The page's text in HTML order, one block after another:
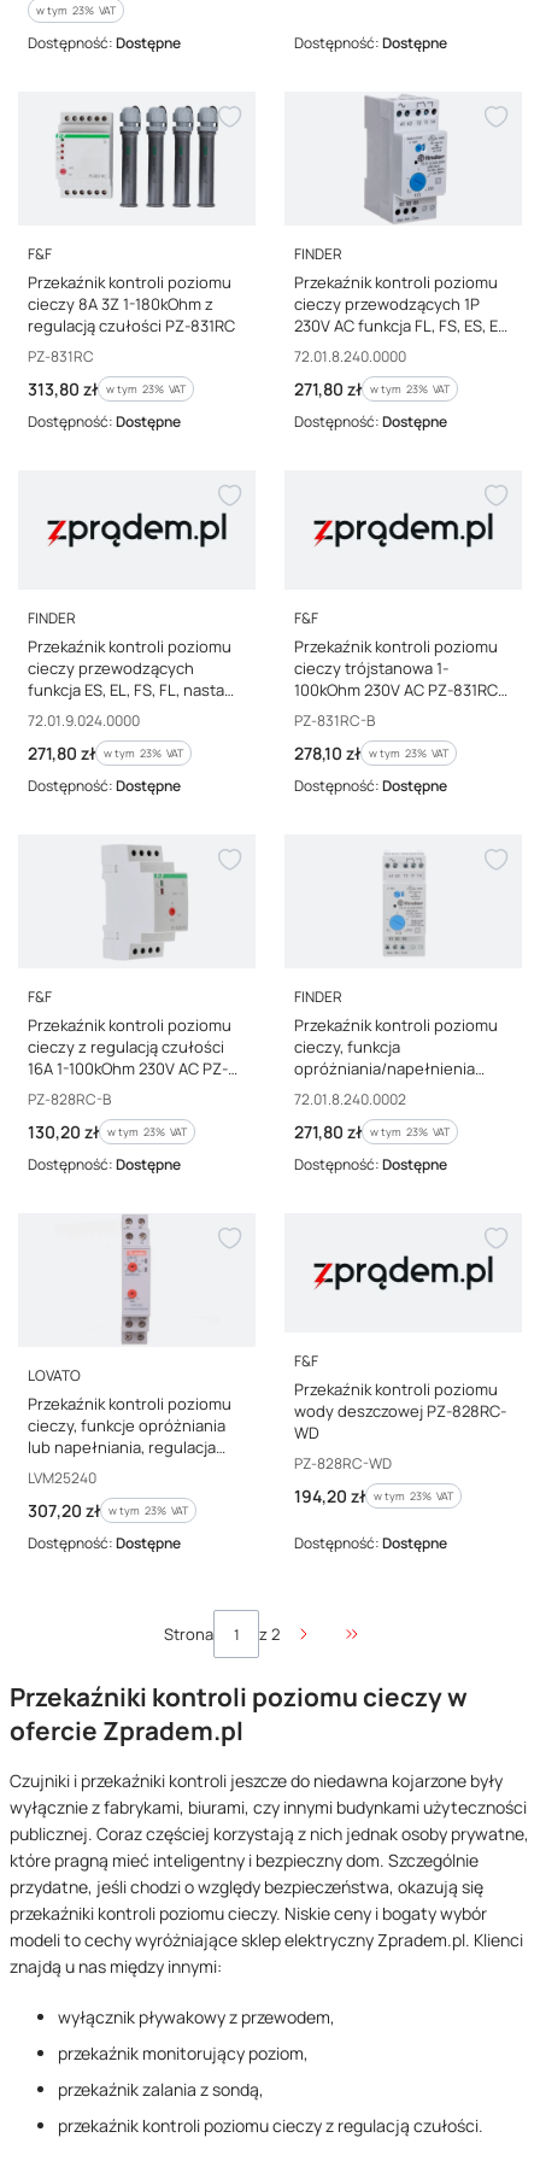
w tym %s VAT
w tym 23% VAT
Dostępność:Dostępne Dostępność:Dostępne
PRODUCENT
F&F
Przekaźnik kontroli poziomu
cieczy 8A 3Z 1-180kOhm z
regulacją czułości PZ-831RC
Kod producenta
PZ-831RC
Cena brutto
313,80 zł w tym %s VAT
w tym 23% VAT
Dostępność:Dostępne
PRODUCENT
FINDER
Przekaźnik kontroli poziomu
cieczy przewodzących 1P
230V AC funkcja FL, FS, ES, EL
regulacja czułości
72.01.8.240.0000
Kod producenta
72.01.8.240.0000
Cena brutto
271,80 zł w tym %s VAT
w tym 23% VAT
Dostępność:Dostępne
PRODUCENT
FINDER
Przekaźnik kontroli poziomu
cieczy przewodzących
funkcja ES, EL, FS, FL, nastawy
czułości 72.01.9.024.0000
Kod producenta
72.01.9.024.0000
Cena brutto
271,80 zł w tym %s VAT
w tym 23% VAT
Dostępność:Dostępne
PRODUCENT
F&F
Przekaźnik kontroli poziomu
cieczy trójstanowa 1-
100kOhm 230V AC PZ-831RC-
B
Kod producenta
PZ-831RC-B
Cena brutto
278,10 zł w tym %s VAT
w tym 23% VAT
Dostępność:Dostępne
PRODUCENT
F&F
Przekaźnik kontroli poziomu
cieczy z regulacją czułości
16A 1-100kOhm 230V AC PZ-
828RC-B
Kod producenta
PZ-828RC-B
Cena brutto
130,20 zł w tym %s VAT
w tym 23% VAT
Dostępność:Dostępne
PRODUCENT
FINDER
Przekaźnik kontroli poziomu
cieczy, funkcja
opróżniania/napełnienia
zbiornika, czułość nastawna
240V AC 72.01.8.240.0002
Kod producenta
72.01.8.240.0002
Cena brutto
271,80 zł w tym %s VAT
w tym 23% VAT
Dostępność:Dostępne
PRODUCENT
LOVATO
Przekaźnik kontroli poziomu
cieczy, funkcje opróżniania
lub napełniania, regulacja
czułości, zasilanie
24...240VAC/DC LVM25240
Kod producenta
LVM25240
Cena brutto
307,20 zł w tym %s VAT
w tym 23% VAT
Dostępność:Dostępne
PRODUCENT
F&F
Przekaźnik kontroli poziomu
wody deszczowej PZ-828RC-
WD
Kod producenta
PZ-828RC-WD
Cena brutto
194,20 zł w tym %s VAT
w tym 23% VAT
Dostępność:Dostępne
Strona z 2
Przejdź do ostatniej
Przekaźniki kontroli poziomu cieczy w
ofercie Zpradem.pl
Czujniki i przekaźniki kontroli jeszcze do niedawna kojarzone były
wyłącznie z fabrykami, biurami, czy innymi budynkami użyteczności
publicznej. Coraz częściej korzystają z nich jednak osoby prywatne,
które pragną mieć inteligentny i bezpieczny dom. Szczególnie
przydatne, jeśli chodzi o względy bezpieczeństwa, okazują się
przekaźniki kontroli poziomu cieczy. Niskie ceny i bogaty wybór
modeli to cechy wyróżniające sklep elektryczny Zpradem.pl. Klienci
znajdą u nas między innymi:
wyłącznik pływakowy z przewodem,
przekaźnik monitorujący poziom,
przekaźnik zalania z sondą,
przekaźnik kontroli poziomu cieczy z regulacją czułości.